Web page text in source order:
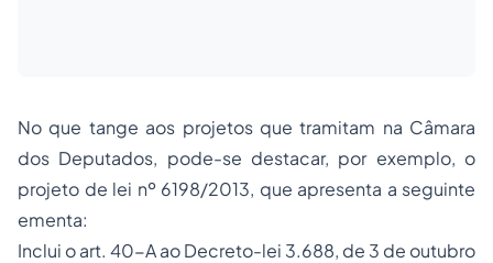
No que tange aos projetos que tramitam na Câmara
dos Deputados, pode-se destacar, por exemplo, o
projeto de lei nº 6198/2013, que apresenta a seguinte
ementa:
Inclui o art. 40-A ao Decreto-lei 3.688, de 3 de outubro